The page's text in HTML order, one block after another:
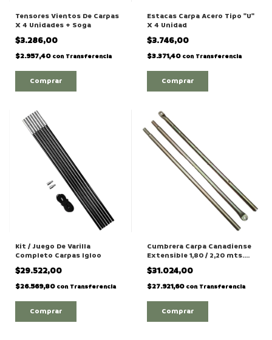
Tensores Vientos De Carpas
X 4 Unidades + Soga
$3.286,00
$2.957,40 con Transferencia
Estacas Carpa Acero Tipo "U"
X 4 Unidad
$3.746,00
$3.371,40 con Transferencia
Kit / Juego De Varilla
Completo Carpas Igloo
$29.522,00
$26.569,80 con Transferencia
Comprar
Cumbrera Carpa Canadiense
Extensible 1,80 / 2,20 mts.
Ajuste a botón
$31.024,00
$27.921,60 con Transferencia